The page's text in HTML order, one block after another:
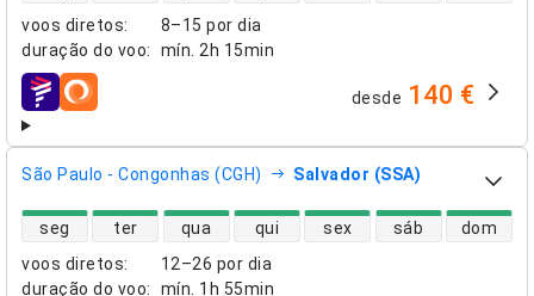
voos diretos:
8–15 por dia
duração do voo: mín. 2h 15min
companhias aéreas desde 140 €
São Paulo - Congonhas (CGH) Salvador (SSA)
voos diretos:
12–26 por dia
duração do voo: mín. 1h 55min
disponibilidade de voos diretos
seg ter qua qui sex sáb dom